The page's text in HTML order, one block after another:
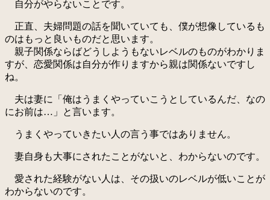
自分がやらないことです。
正直、夫婦問題の話を聞いていても、僕が想像しているも
のはもっと良いものだと思います。
親子関係ならばどうしようもないレベルのものがわかりま
すが、恋愛関係は自分が作りますから親は関係ないですし
ね。
夫は妻に「俺はうまくやっていこうとしているんだ、なの
にお前は…」と言います。
うまくやっていきたい人の言う事ではありません。
妻自身も大事にされたことがないと、わからないのです。
愛された経験がない人は、その扱いのレベルが低いことが
わからないのです。